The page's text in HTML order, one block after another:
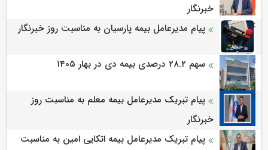
خبرنگار
پیام مدیرعامل بیمه پارسیان به مناسبت روز خبرنگار
سهم ۲۸.۲ درصدی بیمه دی در بهار ۱۴۰۵
پیام تبریک مدیرعامل بیمه معلم به مناسبت روز
خبرنگار
پیام تبریک مدیرعامل بیمه اتکایی امین به مناسبت